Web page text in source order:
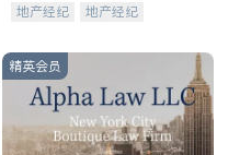
地产经纪
地产经纪
商铺租售
精英会员